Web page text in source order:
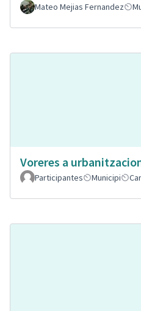
Mateo Mejias Fernandez
Voreres a
Participantes
Municipi